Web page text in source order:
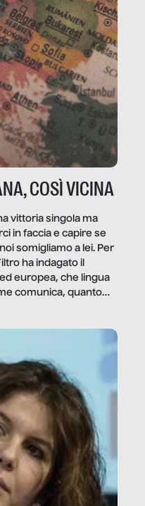
COSÌ VICINA
vittoria singola ma
in faccia e capire se
somigliamo a lei. Per
ha indagato il
europea, che lingua
comunica, quanto